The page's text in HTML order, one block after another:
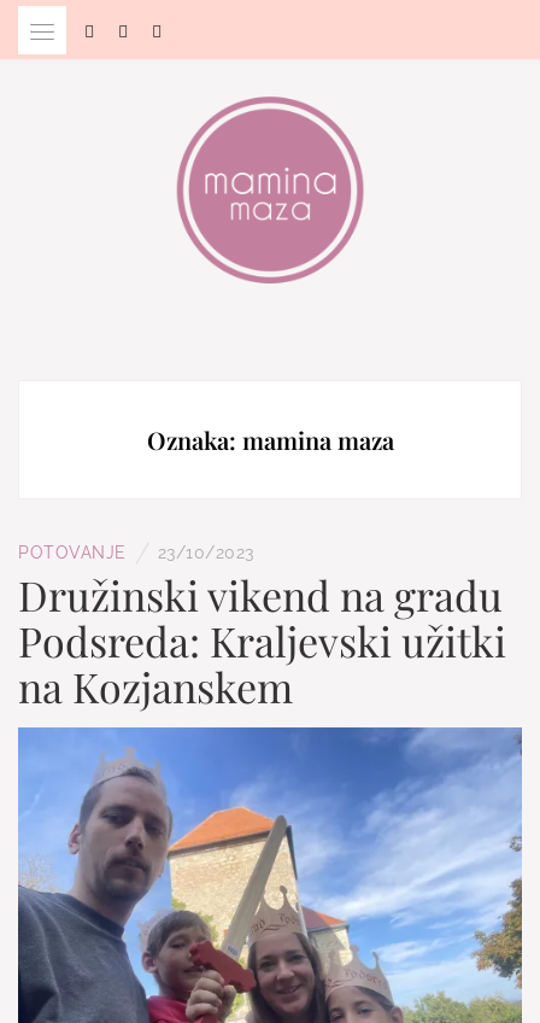
Skip
Oznaka: mamina maza
POTOVANJE 23/10/2023
Družinski vikend na gradu
Podsreda: Kraljevski užitki
na Kozjanskem